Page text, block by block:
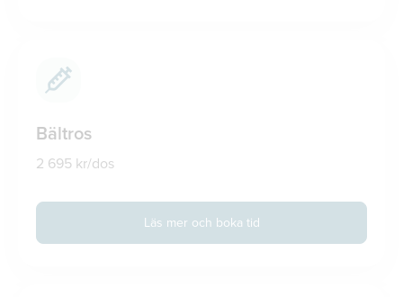
Bältros
2 695 kr/dos
Läs mer och boka tid